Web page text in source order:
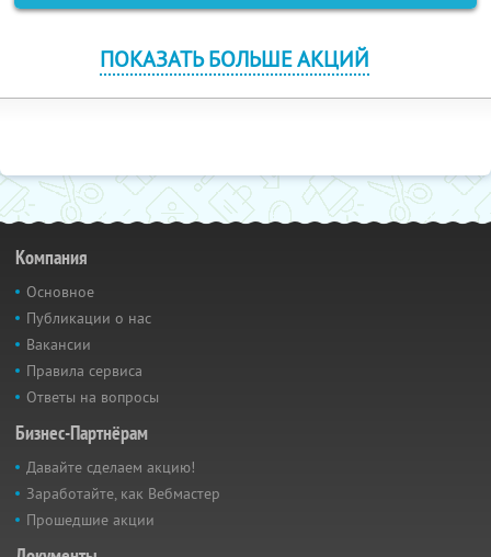
ПОКАЗАТЬ БОЛЬШЕ АКЦИЙ
Компания
Основное
Публикации о нас
Вакансии
Правила сервиса
Ответы на вопросы
Бизнес-Партнёрам
Давайте сделаем акцию!
Заработайте, как Вебмастер
Прошедшие акции